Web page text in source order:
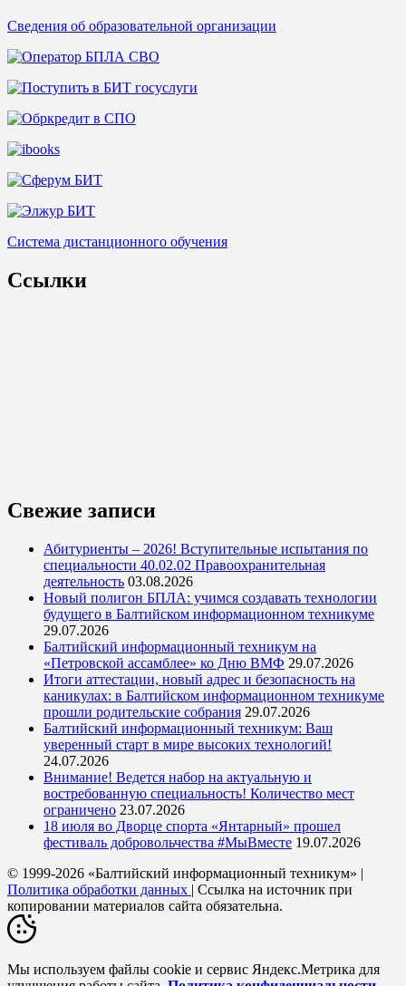
Сведения об образовательной организации
Система дистанционного обучения
Ссылки
Свежие записи
Абитуриенты – 2026! Вступительные испытания по
специальности 40.02.02 Правоохранительная
деятельность 03.08.2026
Новый полигон БПЛА: учимся создавать технологии
будущего в Балтийском информационном техникуме
29.07.2026
Балтийский информационный техникум на
«Петровской ассамблее» ко Дню ВМФ 29.07.2026
Итоги аттестации, новый адрес и безопасность на
каникулах: в Балтийском информационном техникуме
прошли родительские собрания 29.07.2026
Балтийский информационный техникум: Ваш
уверенный старт в мире высоких технологий!
24.07.2026
Внимание! Ведется набор на актуальную и
востребованную специальность! Количество мест
ограничено 23.07.2026
18 июля во Дворце спорта «Янтарный» прошел
фестиваль добровольчества #МыВместе 19.07.2026
© 1999-2026 «Балтийский информационный техникум» |
Политика обработки данных | Ссылка на источник при
копировании материалов сайта обязательна.
Мы используем файлы cookie и сервис Яндекс.Метрика для